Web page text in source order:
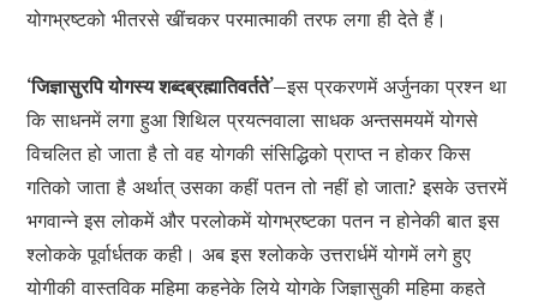
योगभ्रष्टको भीतरसे खींचकर परमात्माकी तरफ लगा ही देते हैं।
‘जिज्ञासुरपि योगस्य शब्दब्रह्मातिवर्तते’–इस प्रकरणमें अर्जुनका प्रश्न था
कि साधनमें लगा हुआ शिथिल प्रयत्नवाला साधक अन्तसमयमें योगसे
विचलित हो जाता है तो वह योगकी संसिद्धिको प्राप्त न होकर किस
गतिको जाता है अर्थात् उसका कहीं पतन तो नहीं हो जाता? इसके उत्तरमें
भगवान्ने इस लोकमें और परलोकमें योगभ्रष्टका पतन न होनेकी बात इस
श्लोकके पूर्वार्धतक कही। अब इस श्लोकके उत्तरार्धमें योगमें लगे हुए
योगीकी वास्तविक महिमा कहनेके लिये योगके जिज्ञासुकी महिमा कहते